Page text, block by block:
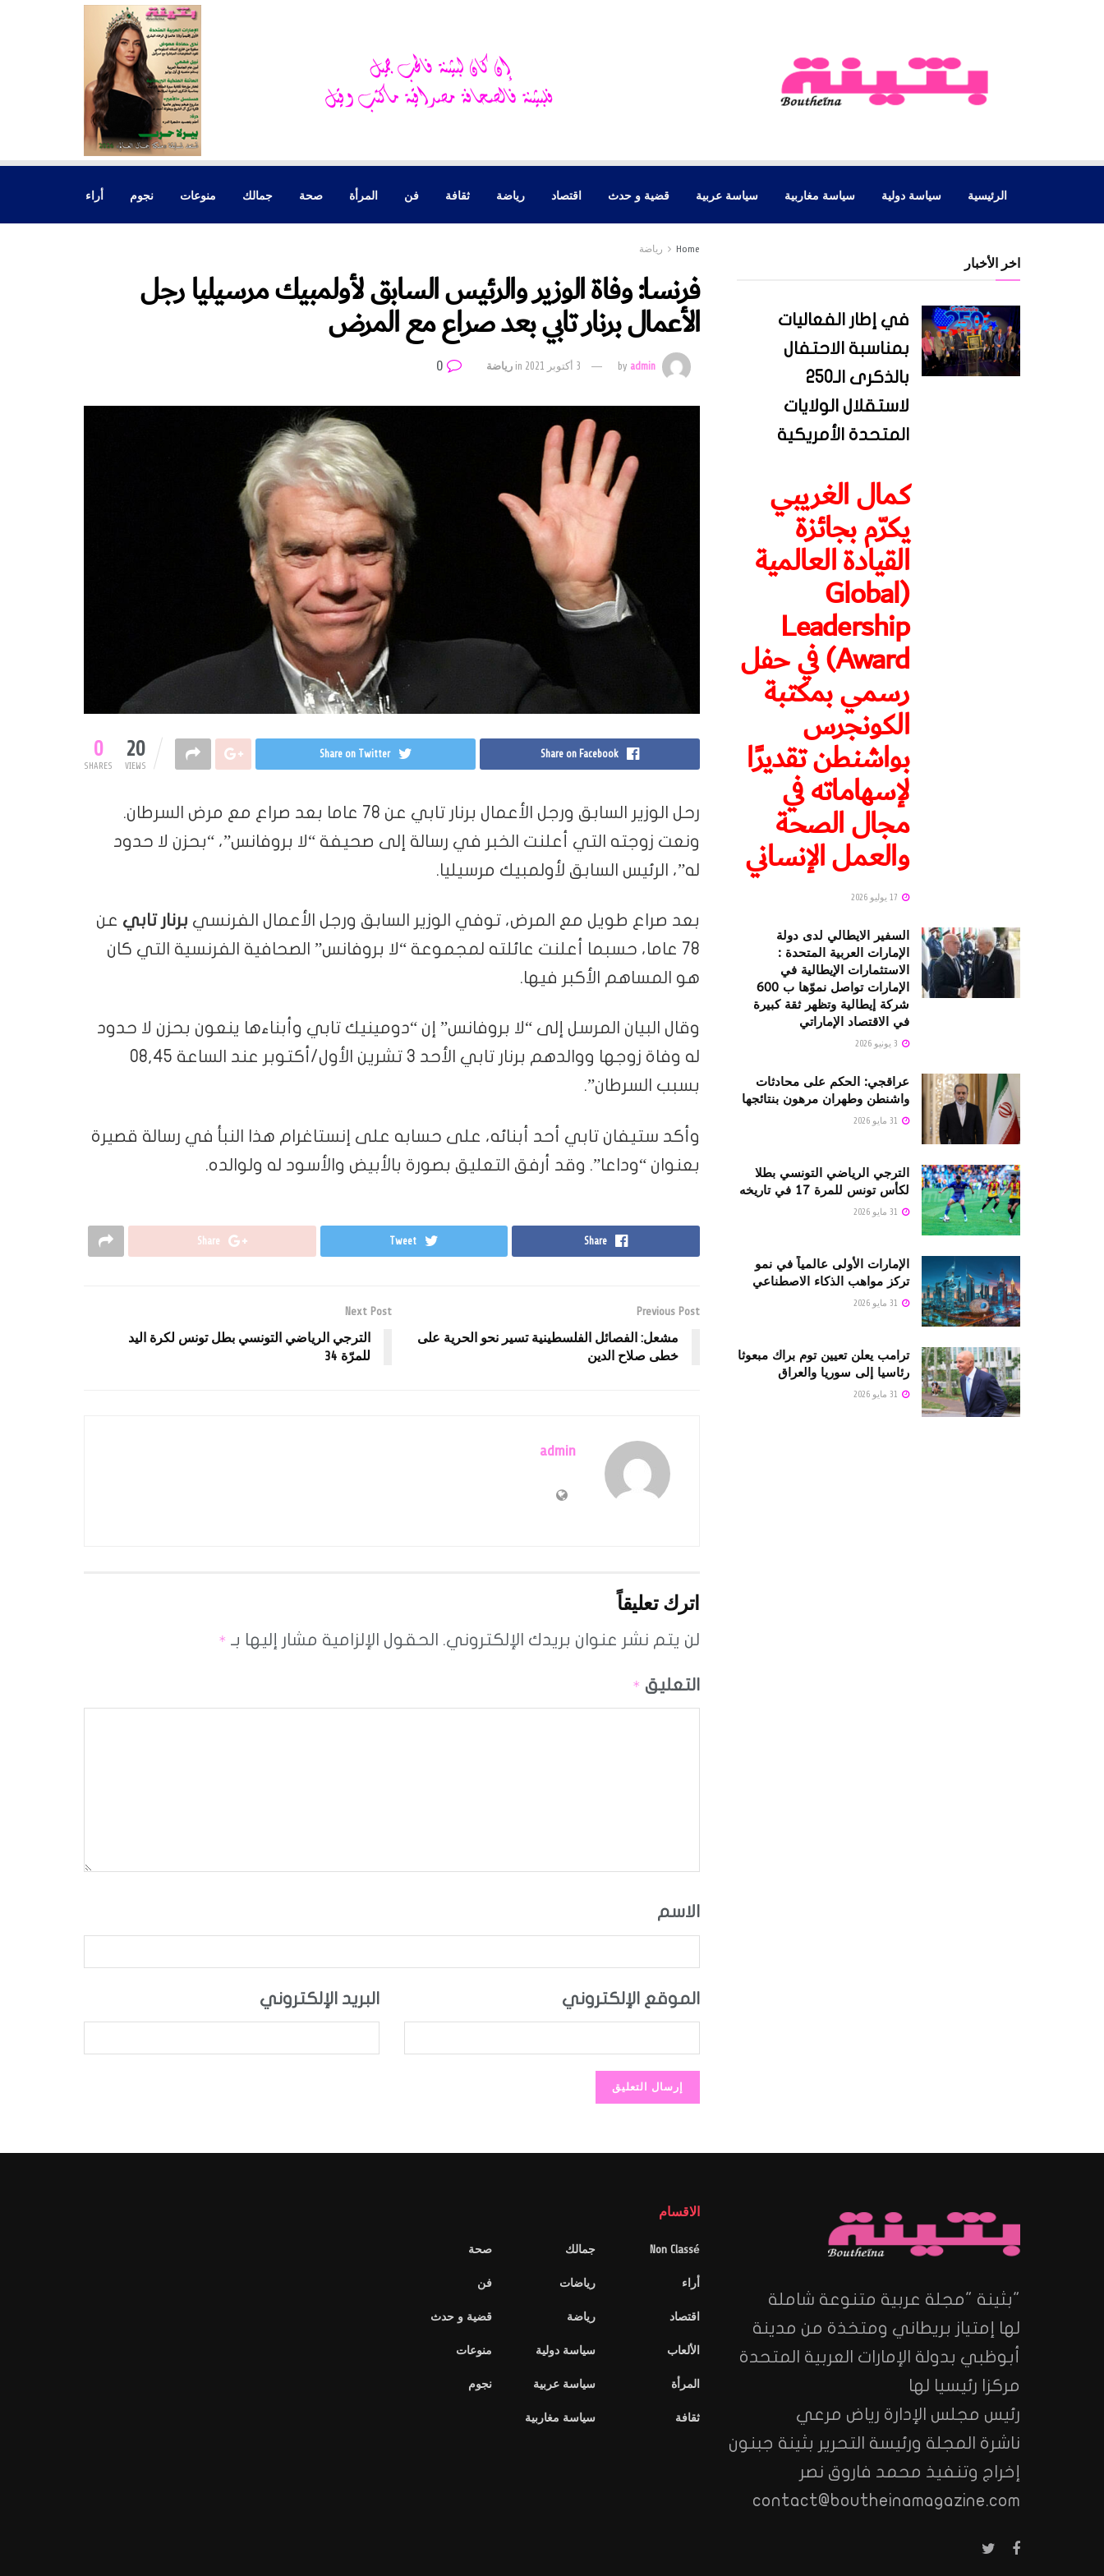
الرئيسية سياسة دولية سياسة مغاربية سياسة عربية قضية و حدث اقتصاد رياضة ثقافة فن المرأة صحة جمالك منوعات نجوم أراء
Home رياضة
فرنسا: وفاة الوزير والرئيس السابق لأولمبيك مرسيليا رجل
الأعمال برنار تابي بعد صراع مع المرض
byadmin 3 أكتوبر 2021 inرياضة
0
SHARES 20
VIEWS
Share on Facebook
Share on Twitter
رحل الوزير السابق ورجل الأعمال برنار تابي عن 78 عاما بعد صراع مع مرض السرطان.
ونعت زوجته التي أعلنت الخبر في رسالة إلى صحيفة “لا بروفانس”، “بحزن لا حدود
له”، الرئيس السابق لأولمبيك مرسيليا.
بعد صراع طويل مع المرض، توفي الوزير السابق ورجل الأعمال الفرنسي برنار تابي عن
78 عاما، حسبما أعلنت عائلته لمجموعة “لا بروفانس” الصحافية الفرنسية التي كان
هو المساهم الأكبر فيها.
وقال البيان المرسل إلى “لا بروفانس” إن “دومينيك تابي وأبناءها ينعون بحزن لا حدود
له وفاة زوجها ووالدهم برنار تابي الأحد 3 تشرين الأول/أكتوبر عند الساعة 08,45
بسبب السرطان”.
وأكد ستيفان تابي أحد أبنائه، على حسابه على إنستاغرام هذا النبأ في رسالة قصيرة
بعنوان “وداعا”. وقد أرفق التعليق بصورة بالأبيض والأسود له ولوالده.
Share
Tweet
Share
Previous Post
مشعل: الفصائل الفلسطينية تسير نحو الحرية على
خطى صلاح الدين
Next Post
الترجي الرياضي التونسي بطل تونس لكرة اليد
للمرّة 34
admin
اترك تعليقاً
لن يتم نشر عنوان بريدك الإلكتروني. الحقول الإلزامية مشار إليها بـ *
التعليق *
الاسم
البريد الإلكتروني الموقع الإلكتروني
اخر الأخبار
في إطار الفعاليات
بمناسبة الاحتفال
بالذكرى الـ250
لاستقلال الولايات
المتحدة الأمريكية
كمال الغريبي
يكرّم بجائزة
القيادة العالمية
(Global
Leadership
Award) في حفل
رسمي بمكتبة
الكونجرس
بواشنطن تقديرًا
لإسهاماته في
مجال الصحة
والعمل الإنساني
السفير الايطالي لدى دولة
الإمارات العربية المتحدة :
الاستثمارات الإيطالية في
الإمارات تواصل نموّها ب 600
شركة إيطالية وتظهر ثقة كبيرة
في الاقتصاد الإماراتي
عراقجي: الحكم على محادثات
واشنطن وطهران مرهون بنتائجها
الترجي الرياضي التونسي بطلا
لكأس تونس للمرة 17 في تاريخه
الإمارات الأولى عالمياً في نمو
تركز مواهب الذكاء الاصطناعي
ترامب يعلن تعيين توم براك مبعوثا
رئاسيا إلى سوريا والعراق
"بثينة "مجلة عربية متنوعة شاملة
لها إمتياز بريطاني ومتخذة من مدينة
أبوظبي بدولة الإمارات العربية المتحدة
مركزا رئيسيا لها
رئيس مجلس الإدارة رياض مرعي
ناشرة المجلة ورئيسة التحرير بثينة جبنون
إخراج وتنفيذ محمد فاروق نصر
contact@boutheinamagazine.com
الاقسام
Non Classé
أراء
اقتصاد
الألعاب
المرأة
ثقافة
جمالك
رياضات
رياضة
سياسة دولية
سياسة عربية
سياسة مغاربية
صحة
فن
قضية و حدث
منوعات
نجوم